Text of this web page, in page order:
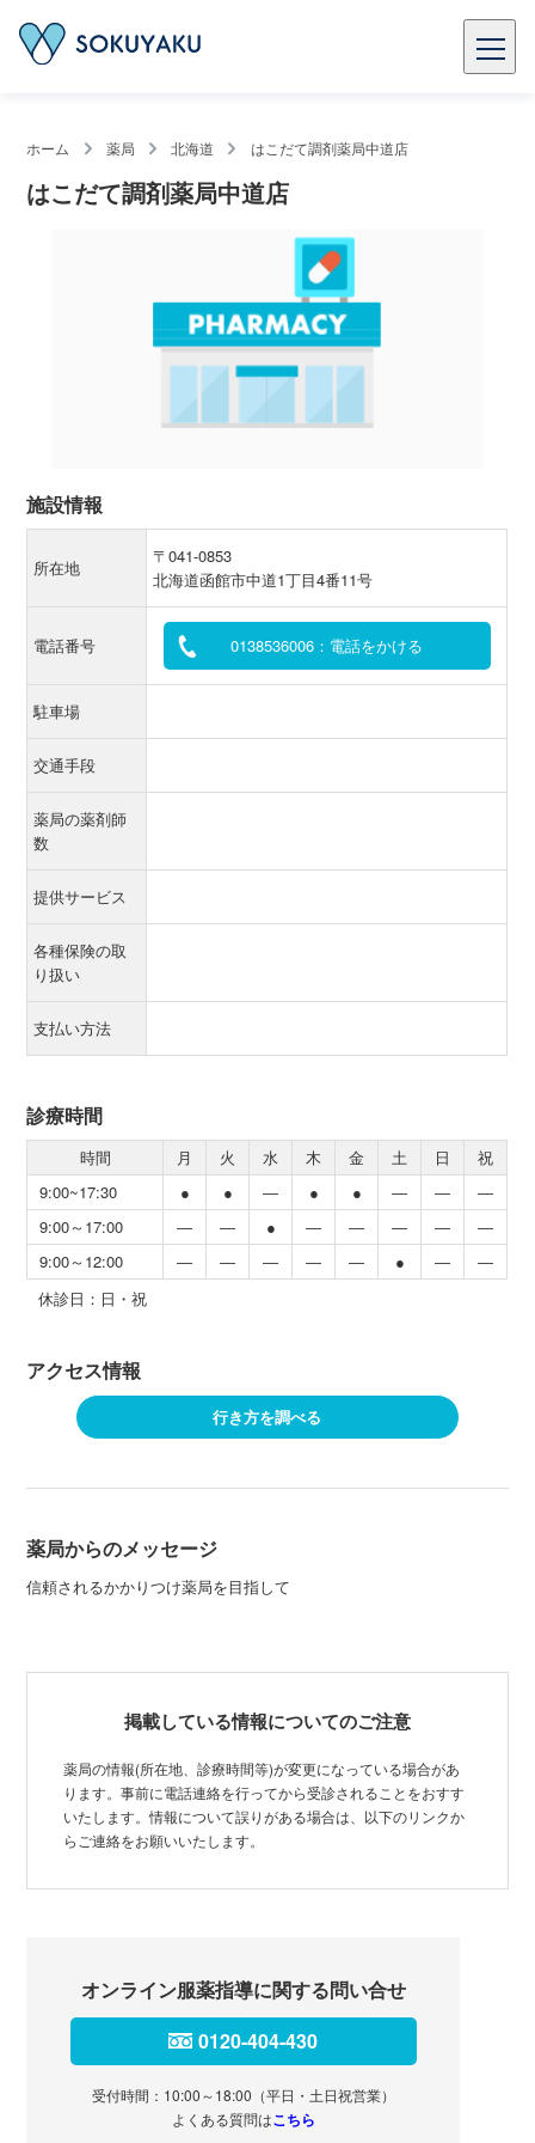
ホーム 薬局 北海道 はこだて調剤薬局中道店
はこだて調剤薬局中道店
施設情報
所在地
〒041-0853
北海道函館市中道1丁目4番11号
電話番号 0138536006：電話をかける
駐車場
交通手段
薬局の薬剤師
数
提供サービス
各種保険の取
り扱い
支払い方法
診療時間
時間 月 火 水 木 金 土 日
祝
9:00~17:30
● ● ― ● ● ― ―
―
9:00～17:00
― ― ● ― ― ― ―
―
9:00～12:00
― ― ― ― ― ● ―
―
休診日：日・祝
アクセス情報
行き方を調べる
薬局からのメッセージ
信頼されるかかりつけ薬局を目指して
掲載している情報についてのご注意
薬局の情報(所在地、診療時間等)が変更になっている場合があ
ります。事前に電話連絡を行ってから受診されることをおすす
いたします。情報について誤りがある場合は、以下のリンクか
らご連絡をお願いいたします。
オンライン服薬指導に関する問い合せ
0120-404-430
受付時間：10:00～18:00（平日・土日祝営業）
よくある質問はこちら